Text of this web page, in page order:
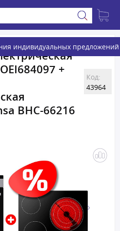
индивидуальных предложений
+
BHC-66216
Код:
43964